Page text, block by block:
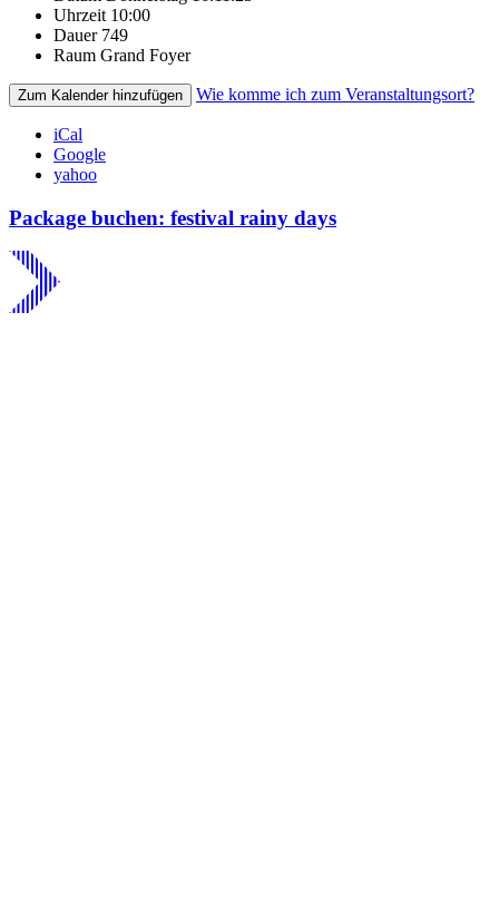
Uhrzeit 10:00
Dauer 749
Raum Grand Foyer
Zum Kalender hinzufügen Wie komme ich zum Veranstaltungsort?
iCal
Google
yahoo
Package buchen: festival rainy days